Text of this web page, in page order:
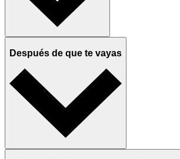
Después de que te vayas